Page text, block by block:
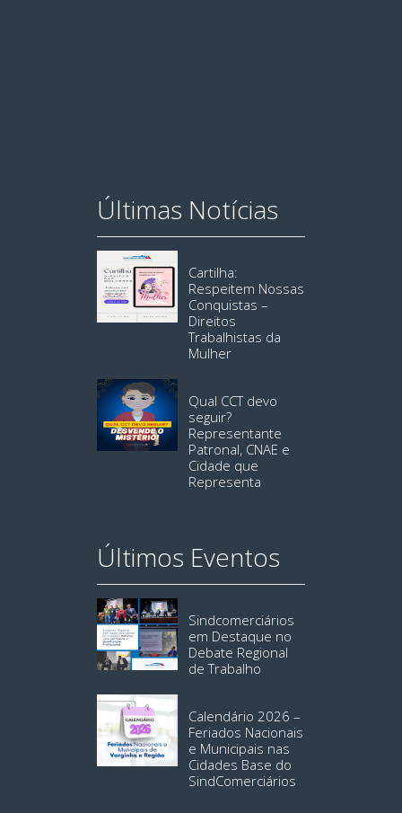
Últimas Notícias
Cartilha:
Respeitem Nossas
Conquistas –
Direitos
Trabalhistas da
Mulher
Qual CCT devo
seguir?
Representante
Patronal, CNAE e
Cidade que
Representa
Últimos Eventos
Sindcomerciários
em Destaque no
Debate Regional
de Trabalho
Calendário 2026 –
Feriados Nacionais
e Municipais nas
Cidades Base do
SindComerciários